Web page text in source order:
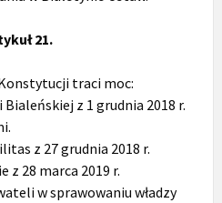
21.
traci moc:
z 1 grudnia 2018 r.
z 27 grudnia 2018 r.
z 28 marca 2019 r.
w sprawowaniu władzy